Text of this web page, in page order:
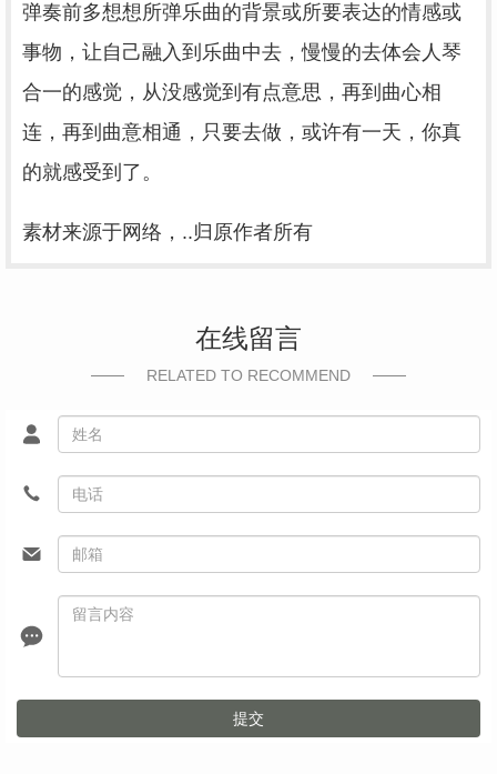
弹奏前多想想所弹乐曲的背景或所要表达的情感或
事物，让自己融入到乐曲中去，慢慢的去体会人琴
合一的感觉，从没感觉到有点意思，再到曲心相
连，再到曲意相通，只要去做，或许有一天，你真
的就感受到了。
素材来源于网络，..归原作者所有
在线留言
RELATED TO RECOMMEND
提交